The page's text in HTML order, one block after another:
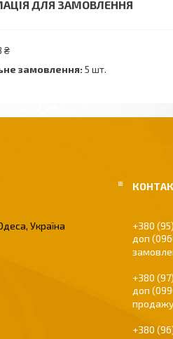
ДЛЯ ЗАМОВЛЕННЯ
₴
замовлення: 5 шт.
Україна
+380
+380
продажу
+380